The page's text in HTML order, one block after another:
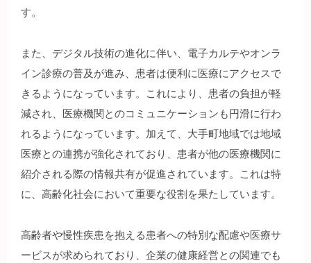
す。
また、デジタル技術の進化に伴い、電子カルテやオンラ
イン診療の普及が進み、患者は便利に医療にアクセスで
きるようになっています。これにより、患者の負担が軽
減され、医療機関とのコミュニケーションも円滑に行わ
れるようになっています。加えて、大手町地域では地域
医療との連携が強化されており、患者が他の医療機関に
紹介される際の情報共有が促進されています。これは特
に、高齢化社会において重要な役割を果たしています。
高齢者や慢性疾患を抱える患者への特別な配慮や医療サ
ービスが求められており、企業の健康経営との関連でも